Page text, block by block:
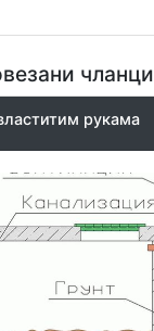
чланци
рукама